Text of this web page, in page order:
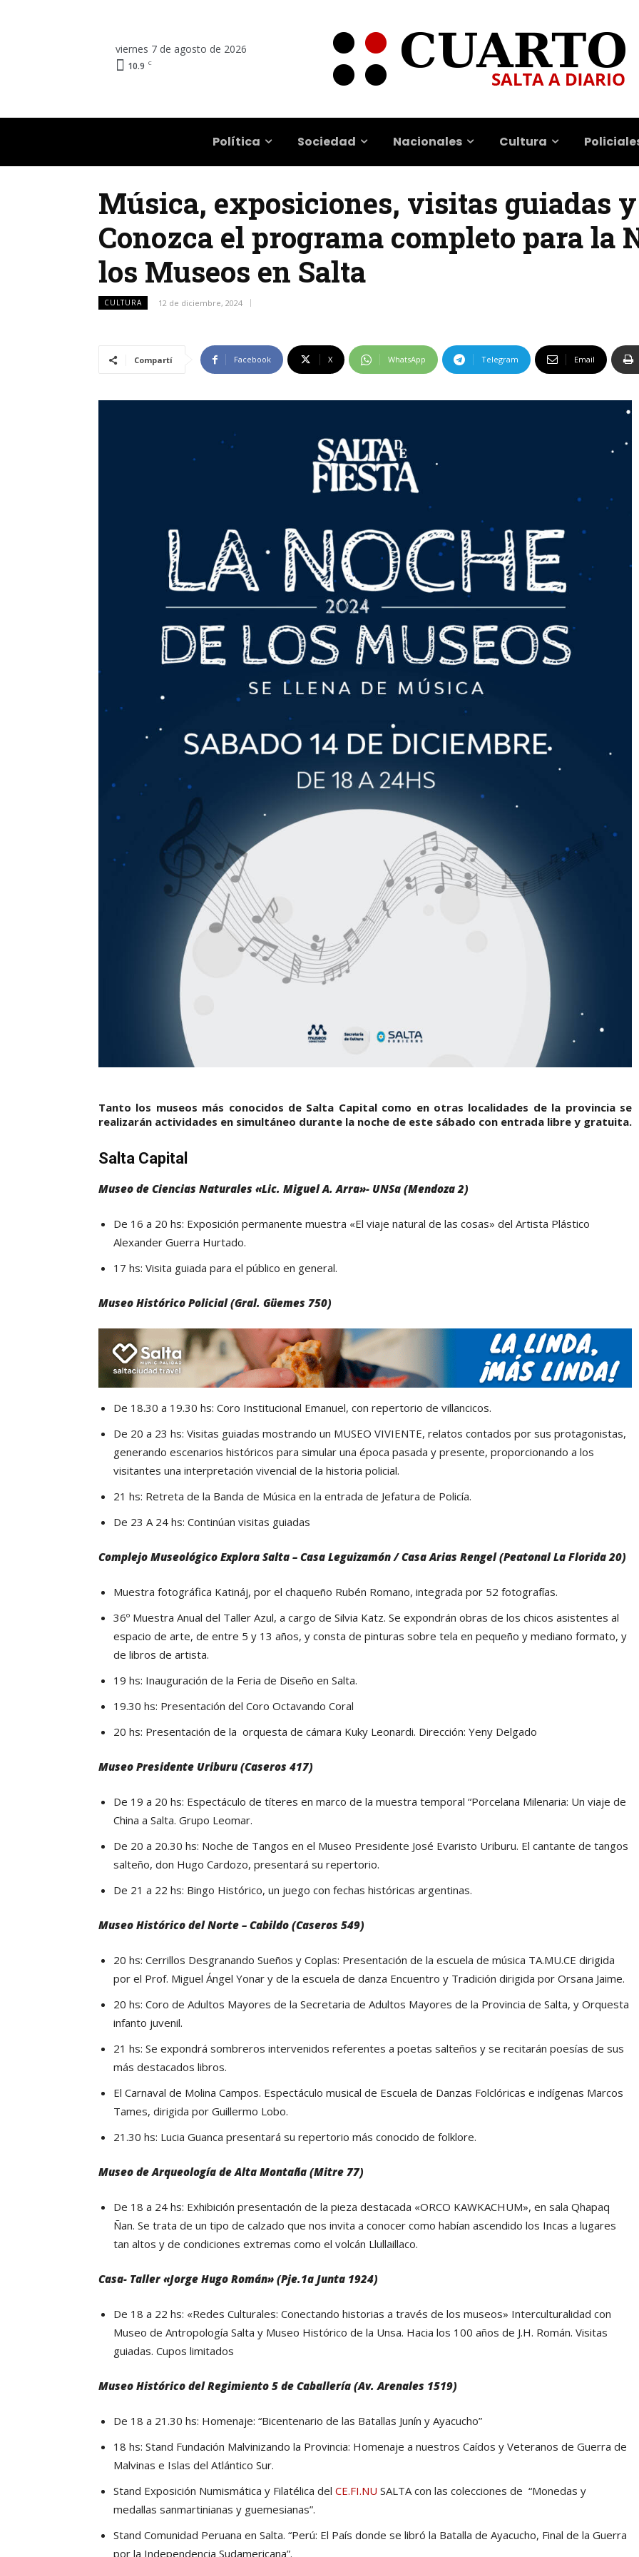
viernes 7 de agosto de 2026
10.9 C
Política Sociedad Nacionales Cultura
Música, exposiciones, visitas guiadas y
Conozca el programa completo para la
los Museos en Salta
CULTURA 12 de diciembre, 2024
Compartí Facebook X WhatsApp Telegram Email
Tanto los museos más conocidos de Salta Capital como en otras localidades de la provincia se
realizarán actividades en simultáneo durante la noche de este sábado con entrada libre y gratuita.
Salta Capital
Museo de Ciencias Naturales «Lic. Miguel A. Arra»- UNSa (Mendoza 2)
De 16 a 20 hs: Exposición permanente muestra «El viaje natural de las cosas» del Artista Plástico
Alexander Guerra Hurtado.
17 hs: Visita guiada para el público en general.
Museo Histórico Policial (Gral. Güemes 750)
De 18.30 a 19.30 hs: Coro Institucional Emanuel, con repertorio de villancicos.
De 20 a 23 hs: Visitas guiadas mostrando un MUSEO VIVIENTE, relatos contados por sus protagonistas,
generando escenarios históricos para simular una época pasada y presente, proporcionando a los
visitantes una interpretación vivencial de la historia policial.
21 hs: Retreta de la Banda de Música en la entrada de Jefatura de Policía.
De 23 A 24 hs: Continúan visitas guiadas
Complejo Museológico Explora Salta – Casa Leguizamón / Casa Arias Rengel (Peatonal La Florida 20)
Muestra fotográfica Katináj, por el chaqueño Rubén Romano, integrada por 52 fotografías.
36º Muestra Anual del Taller Azul, a cargo de Silvia Katz. Se expondrán obras de los chicos asistentes al
espacio de arte, de entre 5 y 13 años, y consta de pinturas sobre tela en pequeño y mediano formato, y
de libros de artista.
19 hs: Inauguración de la Feria de Diseño en Salta.
19.30 hs: Presentación del Coro Octavando Coral
20 hs: Presentación de la orquesta de cámara Kuky Leonardi. Dirección: Yeny Delgado
Museo Presidente Uriburu (Caseros 417)
De 19 a 20 hs: Espectáculo de títeres en marco de la muestra temporal “Porcelana Milenaria: Un viaje de
China a Salta. Grupo Leomar.
De 20 a 20.30 hs: Noche de Tangos en el Museo Presidente José Evaristo Uriburu. El cantante de tangos
salteño, don Hugo Cardozo, presentará su repertorio.
De 21 a 22 hs: Bingo Histórico, un juego con fechas históricas argentinas.
Museo Histórico del Norte – Cabildo (Caseros 549)
20 hs: Cerrillos Desgranando Sueños y Coplas: Presentación de la escuela de música TA.MU.CE dirigida
por el Prof. Miguel Ángel Yonar y de la escuela de danza Encuentro y Tradición dirigida por Orsana Jaime.
20 hs: Coro de Adultos Mayores de la Secretaria de Adultos Mayores de la Provincia de Salta, y Orquesta
infanto juvenil.
21 hs: Se expondrá sombreros intervenidos referentes a poetas salteños y se recitarán poesías de sus
más destacados libros.
El Carnaval de Molina Campos. Espectáculo musical de Escuela de Danzas Folclóricas e indígenas Marcos
Tames, dirigida por Guillermo Lobo.
21.30 hs: Lucia Guanca presentará su repertorio más conocido de folklore.
Museo de Arqueología de Alta Montaña (Mitre 77)
De 18 a 24 hs: Exhibición presentación de la pieza destacada «ORCO KAWKACHUM», en sala Qhapaq
Ñan. Se trata de un tipo de calzado que nos invita a conocer como habían ascendido los Incas a lugares
tan altos y de condiciones extremas como el volcán Llullaillaco.
Casa- Taller «Jorge Hugo Román» (Pje.1a Junta 1924)
De 18 a 22 hs: «Redes Culturales: Conectando historias a través de los museos» Interculturalidad con
Museo de Antropología Salta y Museo Histórico de la Unsa. Hacia los 100 años de J.H. Román. Visitas
guiadas. Cupos limitados
Museo Histórico del Regimiento 5 de Caballería (Av. Arenales 1519)
De 18 a 21.30 hs: Homenaje: “Bicentenario de las Batallas Junín y Ayacucho”
18 hs: Stand Fundación Malvinizando la Provincia: Homenaje a nuestros Caídos y Veteranos de Guerra de
Malvinas e Islas del Atlántico Sur.
Stand Exposición Numismática y Filatélica del CE.FI.NU SALTA con las colecciones de “Monedas y
medallas sanmartinianas y guemesianas”.
Stand Comunidad Peruana en Salta. “Perú: El País donde se libró la Batalla de Ayacucho, Final de la Guerra
por la Independencia Sudamericana”.